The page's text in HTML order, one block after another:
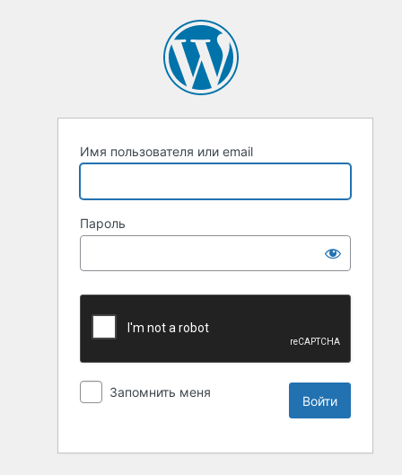
Имя пользователя или email
Пароль
Запомнить меня